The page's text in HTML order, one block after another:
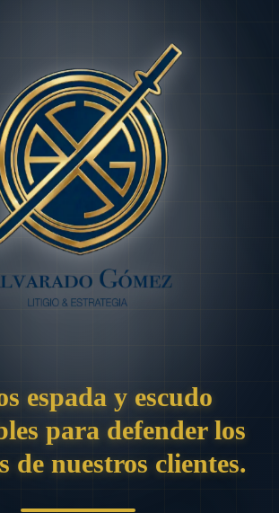
espada y escudo
para defender los
de nuestros clientes.